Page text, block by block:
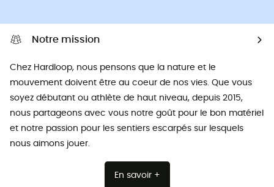
Notre mission
Chez Hardloop, nous pensons que la nature et le
mouvement doivent être au coeur de nos vies. Que vous
soyez débutant ou athlète de haut niveau, depuis 2015,
nous partageons avec vous notre goût pour le bon matériel
et notre passion pour les sentiers escarpés sur lesquels
nous aimons jouer.
En savoir +